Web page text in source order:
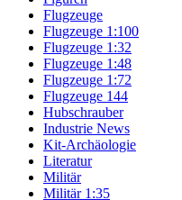
Flugzeuge
Flugzeuge 1:100
Flugzeuge 1:32
Flugzeuge 1:48
Flugzeuge 1:72
Flugzeuge 144
Hubschrauber
Industrie News
Kit-Archäologie
Literatur
Militär
Militär 1:35